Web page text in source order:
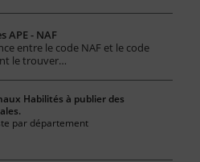
APE - NAF
entre le code NAF et le code
le trouver…
Habilités à publier des
par département